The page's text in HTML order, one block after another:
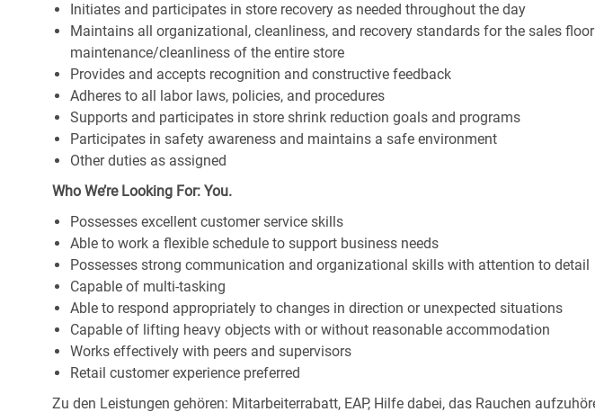
Initiates and participates in store recovery as needed throughout the day
Maintains all organizational, cleanliness, and recovery standards for the sales
maintenance/cleanliness of the entire store
Provides and accepts recognition and constructive feedback
Adheres to all labor laws, policies, and procedures
Supports and participates in store shrink reduction goals and programs
Participates in safety awareness and maintains a safe environment
Other duties as assigned
Who We’re Looking For: You.
Possesses excellent customer service skills
Able to work a flexible schedule to support business needs
Possesses strong communication and organizational skills with attention to detail
Capable of multi-tasking
Able to respond appropriately to changes in direction or unexpected situations
Capable of lifting heavy objects with or without reasonable accommodation
Works effectively with peers and supervisors
Retail customer experience preferred
Zu den Leistungen gehören: Mitarbeiterrabatt, EAP, Hilfe dabei, das Rauchen